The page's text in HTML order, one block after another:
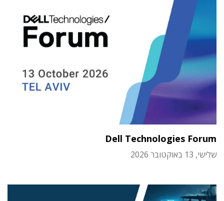
Dell Technologies Forum
שלישי, 13 באוקטובר 2026